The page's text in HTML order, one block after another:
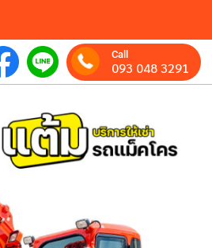
Call
093 048 3291